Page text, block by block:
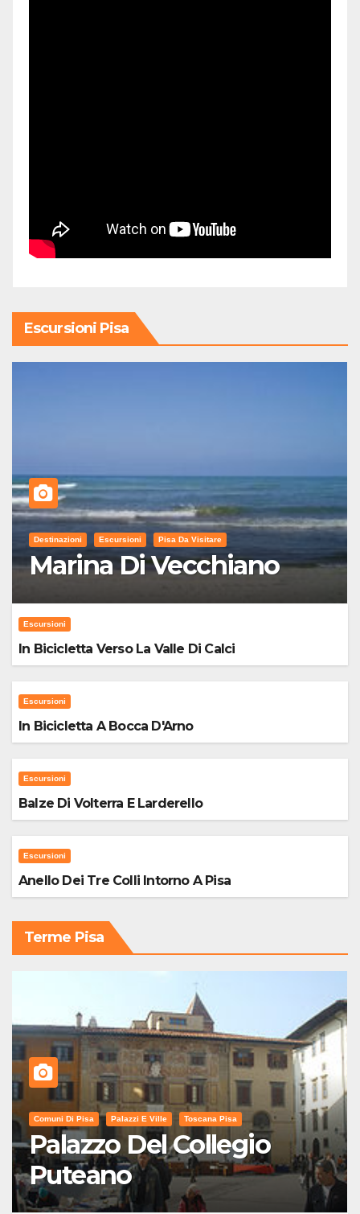
Escursioni Pisa
Destinazioni Escursioni Pisa Da Visitare
Marina Di Vecchiano
Escursioni
In Bicicletta Verso La Valle Di Calci
Escursioni
In Bicicletta A Bocca D'Arno
Escursioni
Balze Di Volterra E Larderello
Escursioni
Anello Dei Tre Colli Intorno A Pisa
Terme Pisa
Comuni Di Pisa Palazzi E Ville Toscana Pisa
Palazzo Del Collegio
Puteano